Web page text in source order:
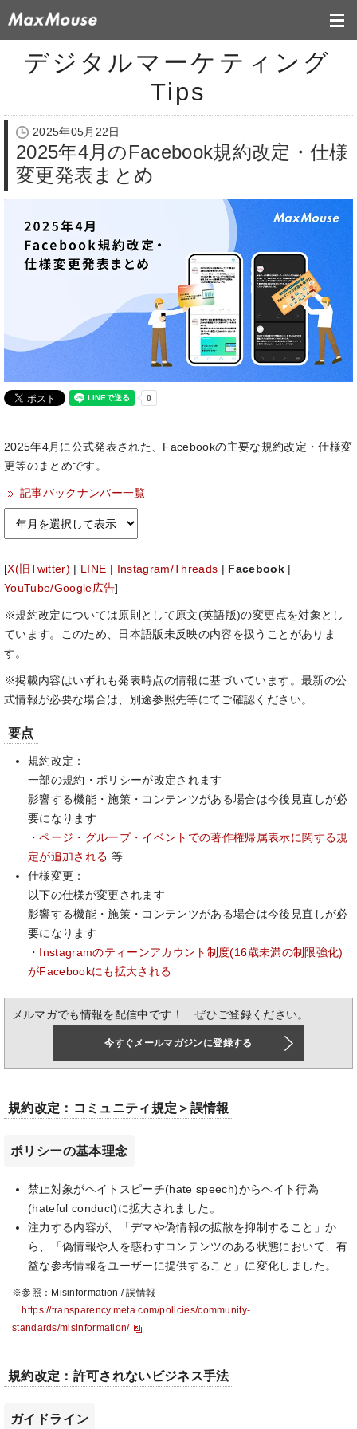
デジタルマーケティング
Tips
2025年05月22日
2025年4月のFacebook規約改定・仕様
変更発表まとめ
2025年4月に公式発表された、Facebookの主要な規約改定・仕様変
更等のまとめです。
記事バックナンバー一覧
[X(旧Twitter) LINE Instagram/Threads Facebook
YouTube/Google広告]
※規約改定については原則として原文(英語版)の変更点を対象とし
ています。このため、日本語版未反映の内容を扱うことがありま
す。
※掲載内容はいずれも発表時点の情報に基づいています。最新の公
式情報が必要な場合は、別途参照先等にてご確認ください。
要点
規約改定：
一部の規約・ポリシーが改定されます
影響する機能・施策・コンテンツがある場合は今後見直しが必
要になります
・ページ・グループ・イベントでの著作権帰属表示に関する規
定が追加される 等
仕様変更：
以下の仕様が変更されます
影響する機能・施策・コンテンツがある場合は今後見直しが必
要になります
・
Instagramのティーンアカウント制度(16歳未満の制限強化)
がFacebookにも拡大される
メルマガでも情報を配信中です！ ぜひご登録ください。
今すぐメールマガジンに登録する
規約改定：コミュニティ規定＞誤情報
ポリシーの基本理念
禁止対象がヘイトスピーチ(hate speech)からヘイト行為
(hateful conduct)に拡大されました。
注力する内容が、「デマや偽情報の拡散を抑制すること」か
ら、「偽情報や人を惑わすコンテンツのある状態において、有
益な参考情報をユーザーに提供すること」に変化しました。
※参照：Misinformation / 誤情報
https://transparency.meta.com/policies/community-
standards/misinformation/
規約改定：許可されないビジネス手法
ガイドライン